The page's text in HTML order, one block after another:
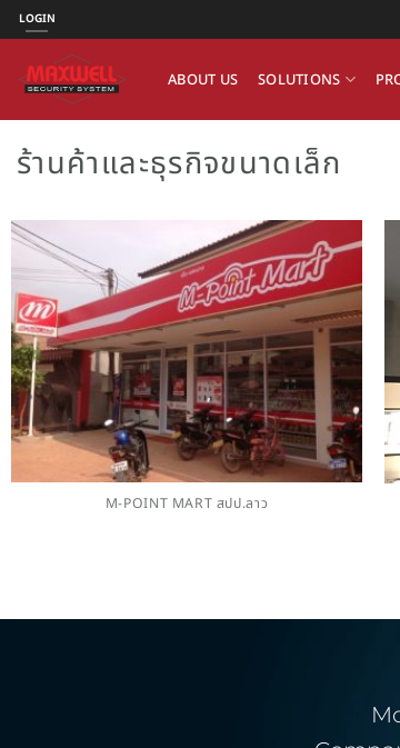
ข้าม
ไป
เนื้อหา
LOGIN
ABOUT US SOLUTIONS
ร้านค้าและธุรกิจขนาดเล็ก
M-POINT MART สปป.ลาว